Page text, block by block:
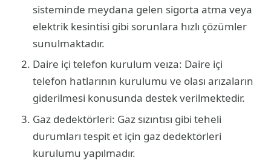
sisteminde meydana gelen sigorta atma veya
elektrik kesintisi gibi sorunlara hızlı çözümler
sunulmaktadır.
Daire içi telefon kurulum veıza: Daire içi
telefon hatlarının kurulumu ve olası arızaların
giderilmesi konusunda destek verilmektedir.
Gaz dedektörleri: Gaz sızıntısı gibi teheli
durumları tespit et için gaz dedektörleri
kurulumu yapılmadır.